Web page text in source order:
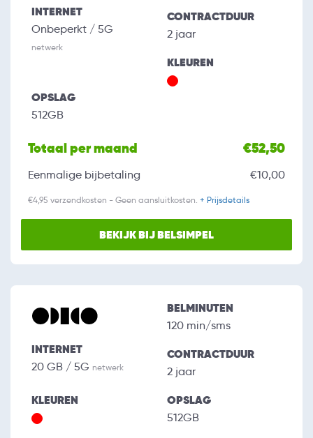
INTERNET
Onbeperkt / 5G
netwerk
CONTRACTDUUR
2 jaar
KLEUREN
OPSLAG
512GB
Totaal per maand €52,50
Eenmalige bijbetaling €10,00
€4,95 verzendkosten - Geen aansluitkosten. + Prijsdetails
BEKIJK BIJ BELSIMPEL
INTERNET
20 GB / 5G netwerk
BELMINUTEN
120 min/sms
CONTRACTDUUR
2 jaar
KLEUREN OPSLAG
512GB